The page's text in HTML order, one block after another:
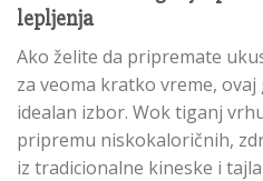
lepljenja
Ako želite da pripremate
za veoma kratko vreme,
idealan izbor. Wok tiganj
pripremu niskokaloričnih,
iz tradicionalne kineske i